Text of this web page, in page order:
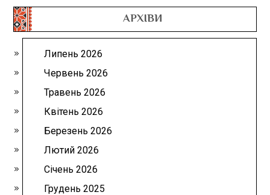
АРХІВИ
Липень 2026
Червень 2026
Травень 2026
Квітень 2026
Березень 2026
Лютий 2026
Січень 2026
Грудень 2025